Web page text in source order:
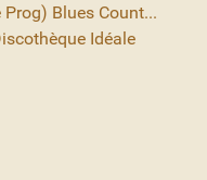
Blues Count...
Idéale